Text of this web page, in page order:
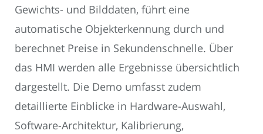
Gewichts- und Bilddaten, führt eine
automatische Objekterkennung durch und
berechnet Preise in Sekundenschnelle. Über
das HMI werden alle Ergebnisse übersichtlich
dargestellt. Die Demo umfasst zudem
detaillierte Einblicke in Hardware-Auswahl,
Software-Architektur, Kalibrierung,